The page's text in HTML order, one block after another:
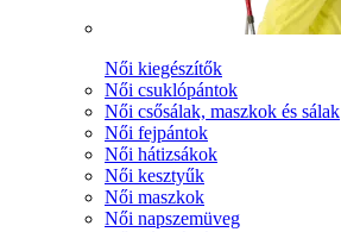
Női kiegészítők
Női csuklópántok
Női csősálak, maszkok és sálak
Női fejpántok
Női hátizsákok
Női kesztyűk
Női maszkok
Női napszemüveg